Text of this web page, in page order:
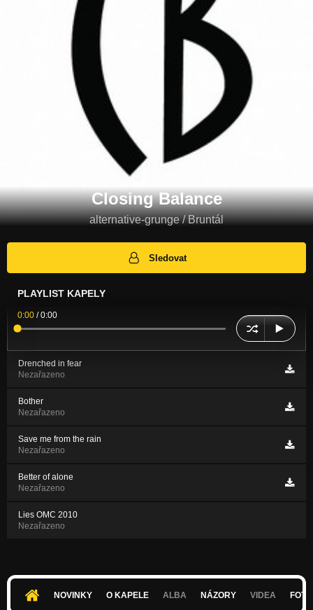
Closing Balance
alternative-grunge / Bruntál
Sledovat
PLAYLIST KAPELY
0:00 /0:00
Drenched in fear
Nezařazeno
Bother
Nezařazeno
Save me from the rain
Nezařazeno
Better of alone
Nezařazeno
Lies OMC 2010
Nezařazeno
NOVINKY O KAPELE ALBA NÁZORY VIDEA